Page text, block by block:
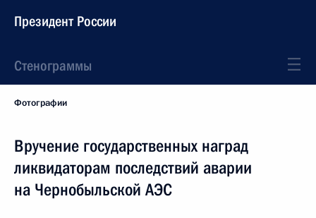
Президент России
Стенограммы
Фотографии
Вручение государственных наград
ликвидаторам последствий аварии
на Чернобыльской АЭС